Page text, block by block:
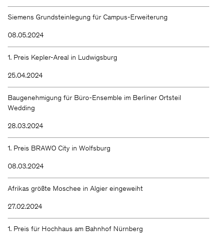
Siemens Grundsteinlegung für Campus-Erweiterung
08.05.2024
1. Preis Kepler-Areal in Ludwigsburg
25.04.2024
Baugenehmigung für Büro-Ensemble im Berliner Ortsteil
Wedding
28.03.2024
1. Preis BRAWO City in Wolfsburg
08.03.2024
Afrikas größte Moschee in Algier eingeweiht
27.02.2024
1. Preis für Hochhaus am Bahnhof Nürnberg